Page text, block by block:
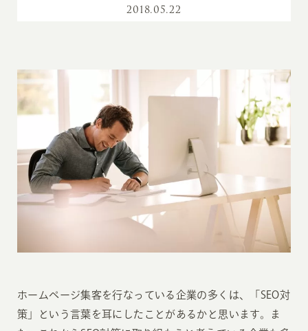
2018.05.22
ホームページ集客を行なっている企業の多くは、「SEO対
策」という言葉を耳にしたことがあるかと思います。ま